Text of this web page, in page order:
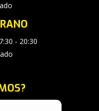
- 20:30